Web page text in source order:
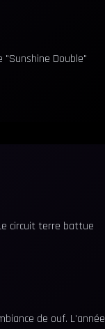
"Sunshine Double"
circuit terre battue
de ouf. L'année